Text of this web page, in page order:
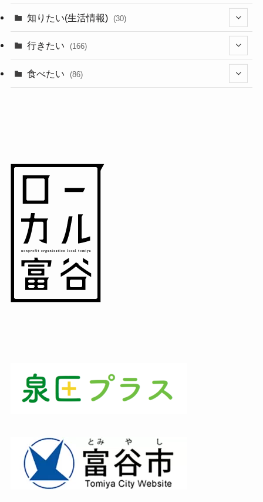
(44)
(1)
知りたい(生活情報) (30)
(10)
(11)
行きたい (166)
(18)
食べたい (86)